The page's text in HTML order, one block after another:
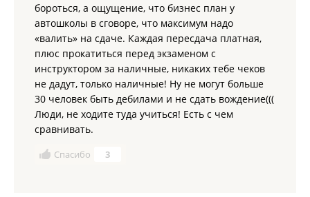
бороться, а ощущение, что бизнес план у
автошколы в сговоре, что максимум надо
«валить» на сдаче. Каждая пересдача платная,
плюс прокатиться перед экзаменом с
инструктором за наличные, никаких тебе чеков
не дадут, только наличные! Ну не могут больше
30 человек быть дебилами и не сдать вождение(((
Люди, не ходите туда учиться! Есть с чем
сравнивать.
Спасибо 3